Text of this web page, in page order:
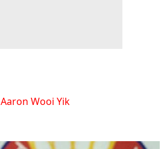
Aaron Wooi Yik